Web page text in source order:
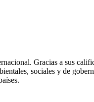
Gracias a sus
sociales y de